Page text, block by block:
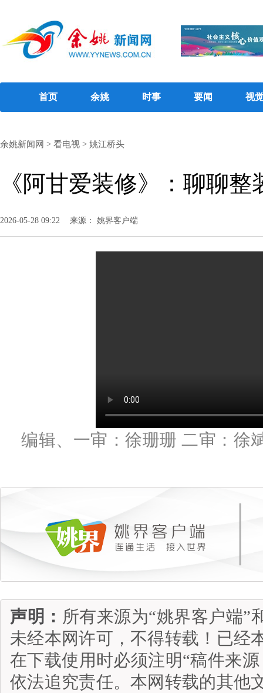
首页 余姚 时事 要闻 视
余姚新闻网 > 看电视 > 姚江桥头
《阿甘爱装修》：聊聊
2026-05-28 09:22 来源： 姚界客户端
编辑、一审：徐珊珊 二审：徐
声明： 所有来源为“姚界客户端”
未经本网许可，不得转载！已经
在下载使用时必须注明“稿件来
依法追究责任。本网转载的其他